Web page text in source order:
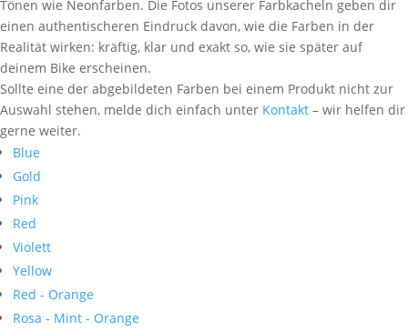
Tönen wie Neonfarben. Die Fotos unserer Farbkacheln geben dir
einen authentischeren Eindruck davon, wie die Farben in der
Realität wirken: kräftig, klar und exakt so, wie sie später auf
deinem Bike erscheinen.
Sollte eine der abgebildeten Farben bei einem Produkt nicht zur
Auswahl stehen, melde dich einfach unter Kontakt – wir helfen dir
gerne weiter.
Blue
Gold
Pink
Red
Violett
Yellow
Red - Orange
Rosa - Mint - Orange